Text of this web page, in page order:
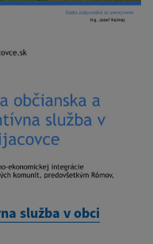
služba v obci